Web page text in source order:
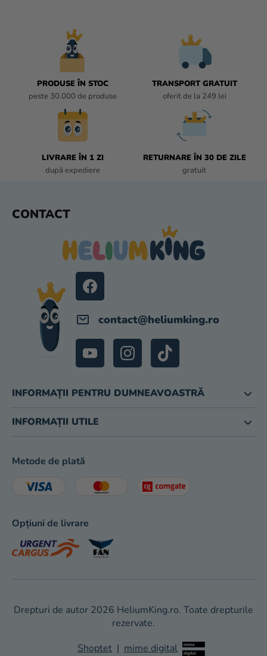
PRODUSE ÎN STOC
peste 30.000 de produse
TRANSPORT GRATUIT
oferit de la 249 lei
LIVRARE ÎN 1 ZI
după expediere
RETURNARE ÎN 30 DE ZILE
gratuit
CONTACT
contact@heliumking.ro
INFORMAȚII PENTRU DUMNEAVOASTRĂ
INFORMAȚII UTILE
Metode de plată
Opțiuni de livrare
Shoptet | mime digital
Drepturi de autor 2026 HeliumKing.ro. Toate drepturile
rezervate.